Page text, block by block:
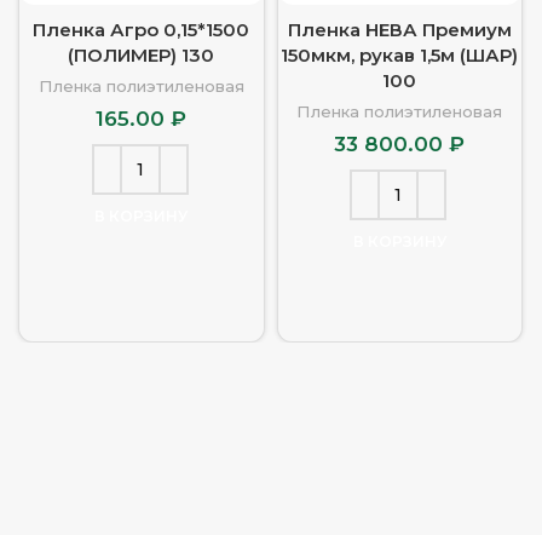
Пленка Агро 0,15*1500
(ПОЛИМЕР) 130
Пленка полиэтиленовая
165.00₽
Пленка НЕВА Премиум
150мкм, рукав 1,5м (ШАР)
100
Пленка полиэтиленовая
33 800.00₽